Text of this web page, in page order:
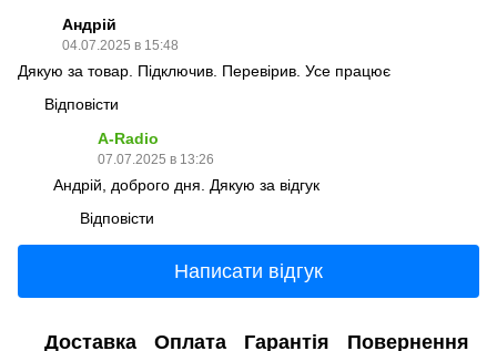
Андрій
04.07.2025 в 15:48
Дякую за товар. Підключив. Перевірив. Усе працює
Відповісти
A-Radio
07.07.2025 в 13:26
Андрій, доброго дня. Дякую за відгук
Відповісти
Написати відгук
Доставка Оплата Гарантія Повернення